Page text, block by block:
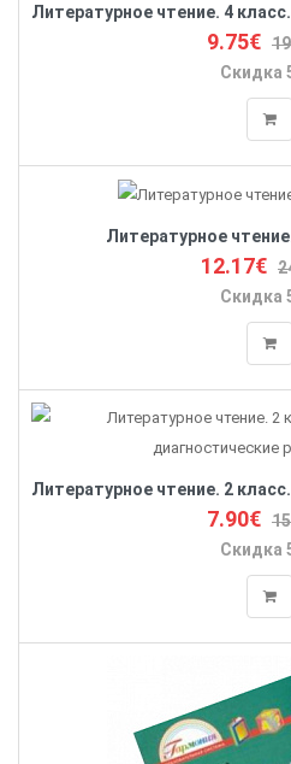
9.75€
Скидка
Литературное
12.17€
Скидка
7.90€
Скидка